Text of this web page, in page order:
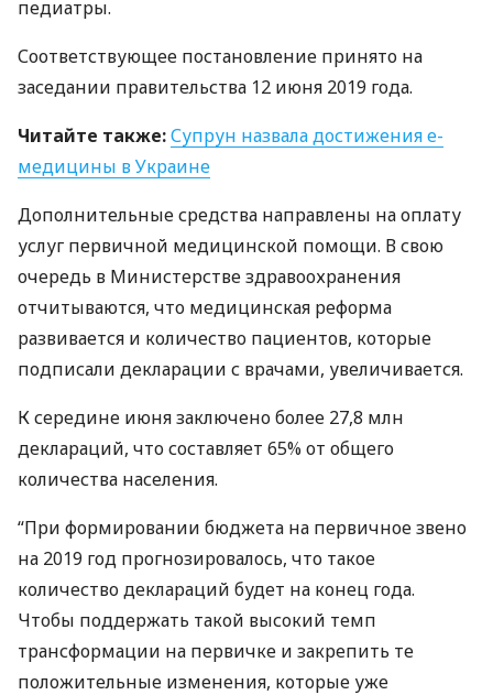
педиатры.
Соответствующее постановление принято на
заседании правительства 12 июня 2019 года.
Читайте также:Супрун назвала достижения е-
медицины в Украине
Дополнительные средства направлены на оплату
услуг первичной медицинской помощи. В свою
очередь в Министерстве здравоохранения
отчитываются, что медицинская реформа
развивается и количество пациентов, которые
подписали декларации с врачами, увеличивается.
К середине июня заключено более 27,8 млн
деклараций, что составляет 65% от общего
количества населения.
“При формировании бюджета на первичное звено
на 2019 год прогнозировалось, что такое
количество деклараций будет на конец года.
Чтобы поддержать такой высокий темп
трансформации на первичке и закрепить те
положительные изменения, которые уже